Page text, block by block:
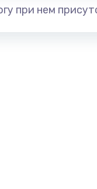
при нем